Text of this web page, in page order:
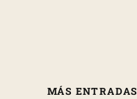
MÁS ENTRADAS